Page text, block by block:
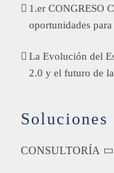
1.er CONGRESO
oportunidades
La Evolución del
2.0 y el futuro de
Soluciones
CONSULTORÍA